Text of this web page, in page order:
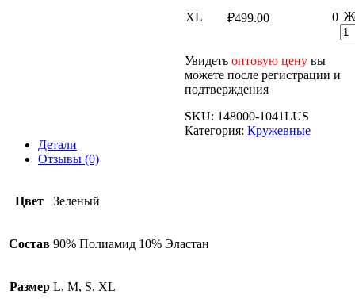
XL ₽499.00 0
Увидеть оптовую ценувы
можете после регистрации и
подтверждения
SKU: 148000-1041LUS
Категория: Кружевные
Детали
Отзывы (0)
Цвет Зеленый
Состав 90% Полиамид 10% Эластан
Размер L, M, S, XL